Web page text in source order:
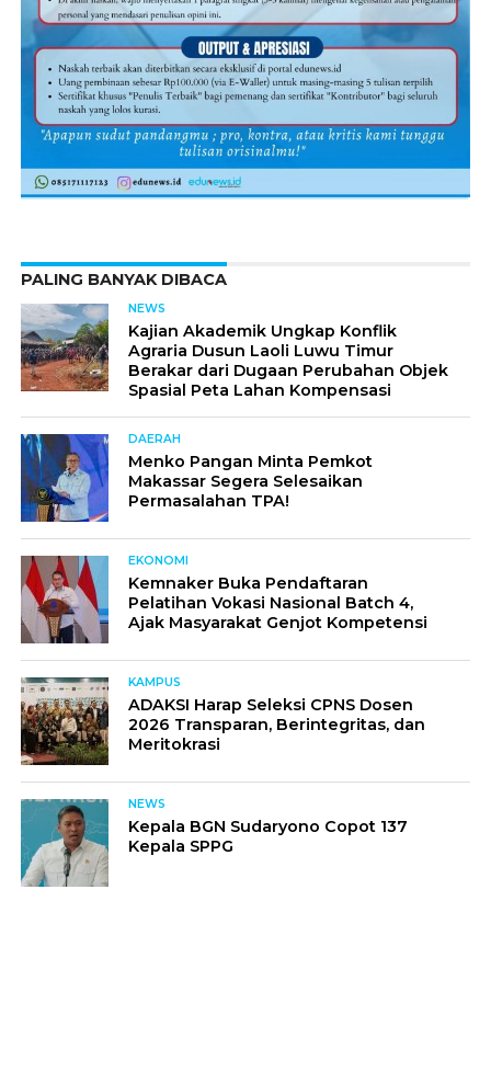
PALING BANYAK DIBACA
NEWS
Kajian Akademik Ungkap Konflik
Agraria Dusun Laoli Luwu Timur
Berakar dari Dugaan Perubahan Objek
Spasial Peta Lahan Kompensasi
DAERAH
Menko Pangan Minta Pemkot
Makassar Segera Selesaikan
Permasalahan TPA!
EKONOMI
Kemnaker Buka Pendaftaran
Pelatihan Vokasi Nasional Batch 4,
Ajak Masyarakat Genjot Kompetensi
KAMPUS
ADAKSI Harap Seleksi CPNS Dosen
2026 Transparan, Berintegritas, dan
Meritokrasi
NEWS
Kepala BGN Sudaryono Copot 137
Kepala SPPG